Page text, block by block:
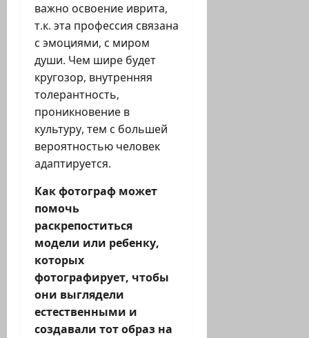
важно освоение иврита,
т.к. эта профессия связана
с эмоциями, с миром
души. Чем шире будет
кругозор, внутренняя
толерантность,
проникновение в
культуру, тем с большей
вероятностью человек
адаптируется.
Как фотограф может
помочь
раскрепоститься
модели или ребенку,
которых
фотографирует, чтобы
они выглядели
естественными и
создавали тот образ на